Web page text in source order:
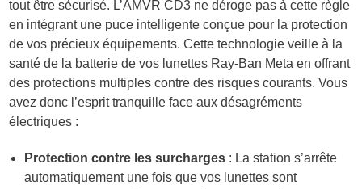
tout être sécurisé. L’AMVR CD3 ne déroge pas à cette règle
en intégrant une puce intelligente conçue pour la protection
de vos précieux équipements. Cette technologie veille à la
santé de la batterie de vos lunettes Ray-Ban Meta en offrant
des protections multiples contre des risques courants. Vous
avez donc l’esprit tranquille face aux désagréments
électriques :
Protection contre les surcharges : La station s’arrête
automatiquement une fois que vos lunettes sont